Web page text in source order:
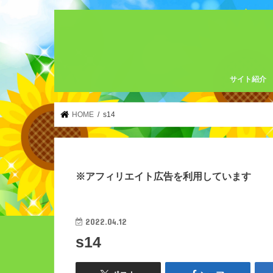
サイト紹介
HOME s14
※アフィリエイト広告を利用しています
2022.04.12
s14